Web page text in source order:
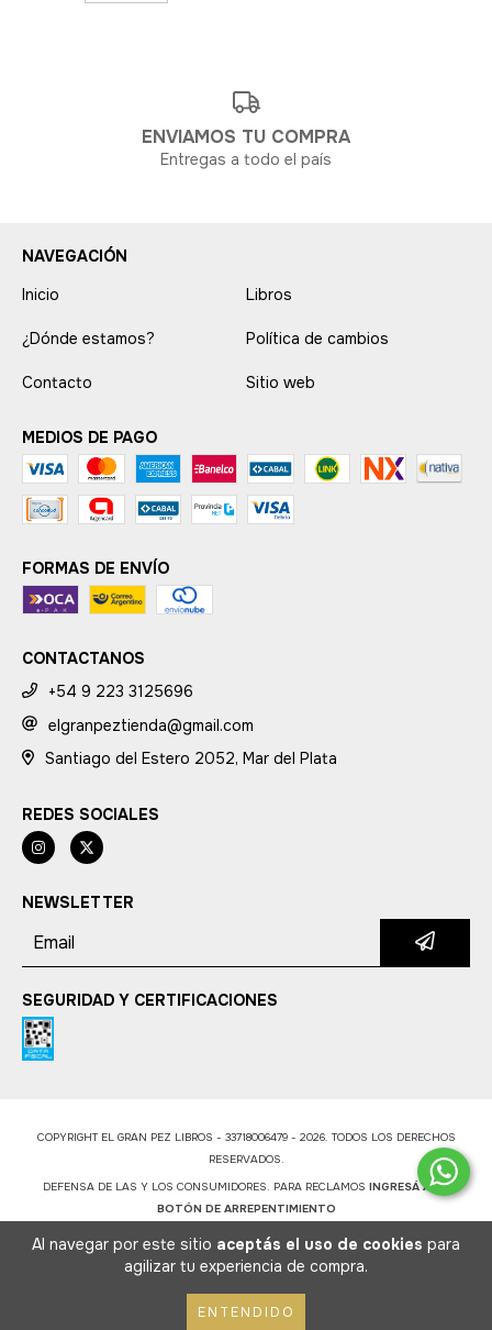
Al navegar por este sitio aceptás el uso de cookies para
agilizar tu experiencia de compra.
ENTENDIDO
ENVIAMOS TU COMPRA
Entregas a todo el país
NAVEGACIÓN
Inicio
Libros
¿Dónde estamos? Política de cambios
Contacto Sitio web
MEDIOS DE PAGO
FORMAS DE ENVÍO
CONTACTANOS
+54 9 223 3125696
elgranpeztienda@gmail.com
Santiago del Estero 2052, Mar del Plata
REDES SOCIALES
NEWSLETTER
SEGURIDAD Y CERTIFICACIONES
COPYRIGHT EL GRAN PEZ LIBROS - 33718006479 - 2026. TODOS LOS DERECHOS
RESERVADOS.
DEFENSA DE LAS Y LOS CONSUMIDORES. PARA RECLAMOS INGRESÁ ACÁ.
BOTÓN DE ARREPENTIMIENTO